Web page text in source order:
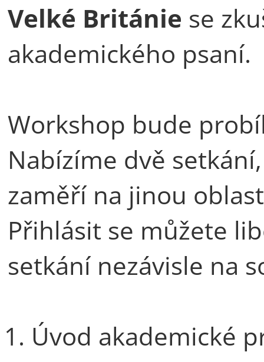
Velké Británie se
akademického psaní.
Workshop bude
Nabízíme dvě
zaměří na jinou
Přihlásit se můžete
setkání nezávisle na
Úvod akademické